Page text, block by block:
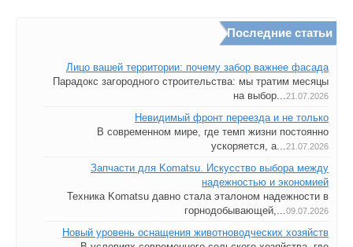
Последние статьи
Лицо вашей территории: почему забор важнее фасада
Парадокс загородного строительства: мы тратим месяцы
на выбор...21.07.2026
Невидимый фронт переезда и не только
В современном мире, где темп жизни постоянно
ускоряется, а...21.07.2026
Запчасти для Komatsu. Искусство выбора между
надежностью и экономией
Техника Komatsu давно стала эталоном надежности в
горнодобывающей,...09.07.2026
Новый уровень оснащения животноводческих хозяйств